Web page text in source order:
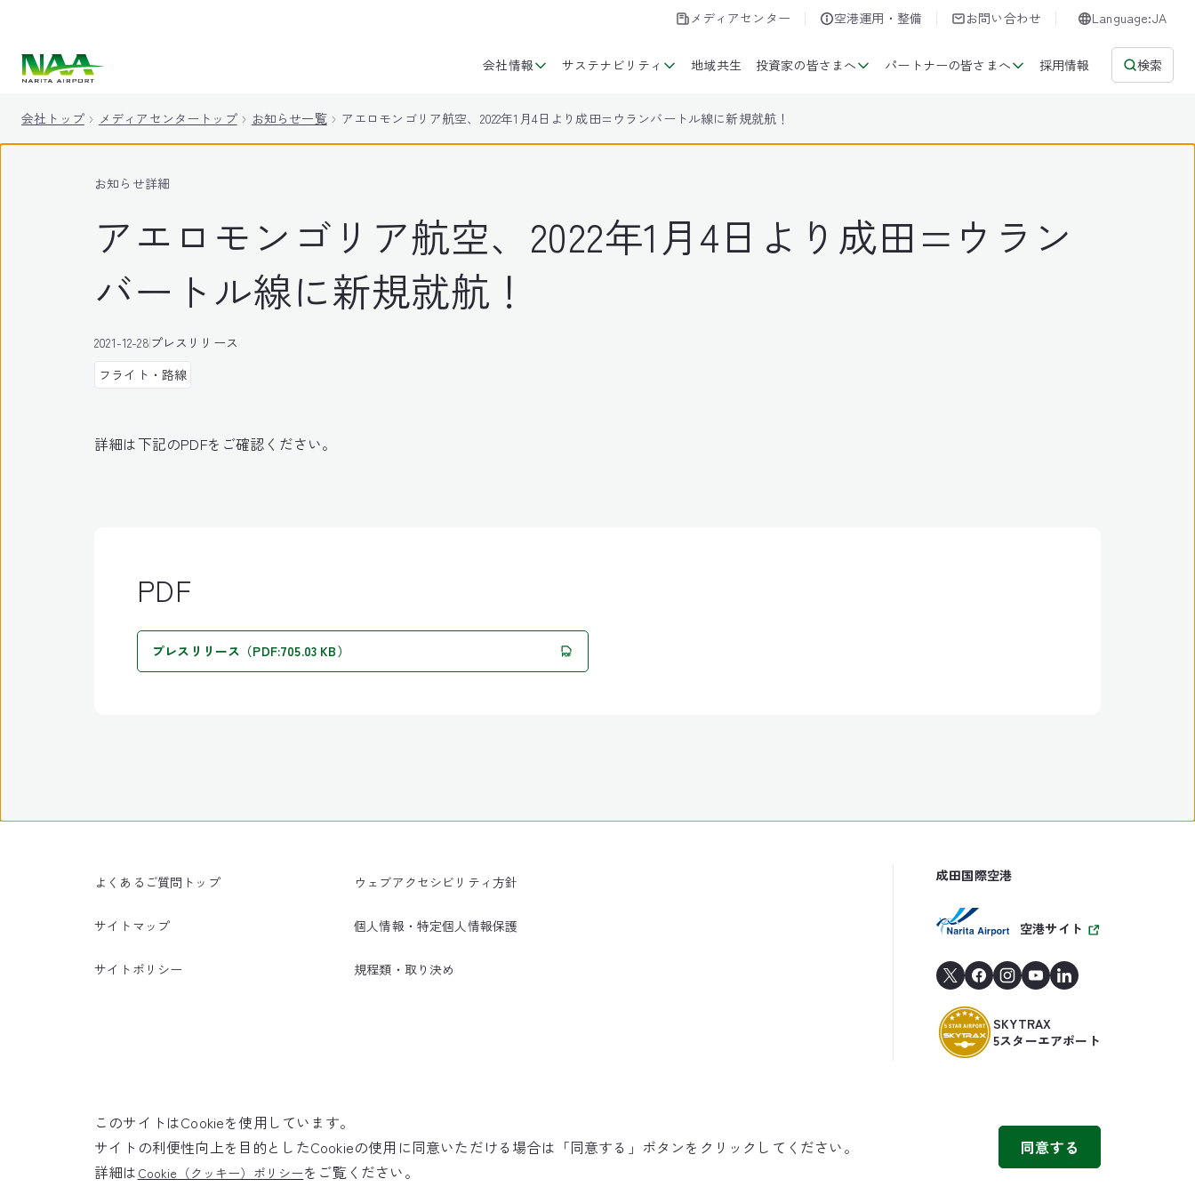
メディアセンター 空港運用・整備 お問い合わせ Language:JA
会社情報 サステナビリティ 地域共生 投資家の皆さまへ パートナーの皆さまへ 採用情報 検索
会社トップ メディアセンタートップ お知らせ一覧 アエロモンゴリア航空、2022年1月4日より成田=ウランバートル線に新規就航！
お知らせ詳細
アエロモンゴリア航空、2022年1月4日より成田=ウラン
バートル線に新規就航！
2021-12-28プレスリリース
フライト・路線
詳細は下記のPDFをご確認ください。
PDF
プレスリリース（PDF:705.03 KB）
よくあるご質問トップ
サイトマップ
サイトポリシー
ウェブアクセシビリティ方針
個人情報・特定個人情報保護
規程類・取り決め
成田国際空港
空港サイト
SKYTRAX
5スターエアポート
©NARITA INTERNATIONAL AIRPORT CORPORATION
このサイトはCookieを使用しています。
サイトの利便性向上を目的としたCookieの使用に同意いただける場合は「同意する」ボタンをクリックしてください。
詳細は Cookie（クッキー）ポリシーをご覧ください。
同意する